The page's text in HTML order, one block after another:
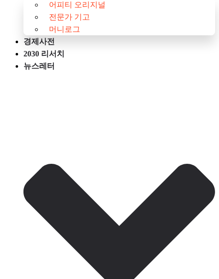
어피티 오리지널
전문가 기고
머니로그
경제사전
2030 리서치
뉴스레터